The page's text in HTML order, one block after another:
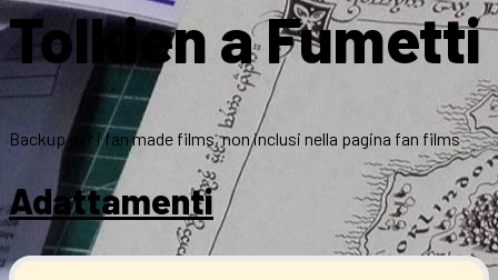
Tolkien a Fumetti
Backup per i fan made films, non inclusi nella pagina fan films
Adattamenti